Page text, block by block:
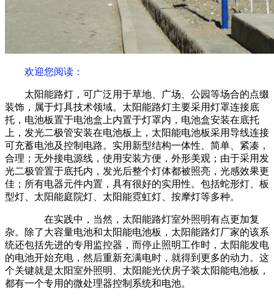
欢迎您阅读 ：
太阳能路灯，可广泛用于草地、广场、公园等场合的点缀
装饰，属于灯具技术领域。太阳能路灯主要采用灯罩连接底
托，电池板置于电池盒上内置于灯罩内，电池盒安装在底托
上，发光二极管安装在电池板上，太阳能电池板采用导线连接
可充蓄电池及控制电路。实用新型结构一体性、简单、紧凑，
合理；无外接电源线，使用安装方便，外形美观；由于采用发
光二极管置于底托内，发光后整个灯体都被照亮，光感效果更
佳；所有电器元件内置，具有很好的实用性。包括蛇形灯、板
型灯、太阳能庭院灯、太阳能霓虹灯、按摩灯等多种。
在实践中，当然，太阳能路灯室外照明有点更加复
杂。除了大容量电池和太阳能电池板，太阳能路灯厂家的该系
统还包括先进的专用监控器，而停止照明工作时，太阳能发电
的电池开始充电，然后重新充满电时，就得到更多的动力。这
个关键就是太阳室外照明、太阳能光伏房子装太阳能电池板，
都有一个专用的微处理器控制系统和电池。